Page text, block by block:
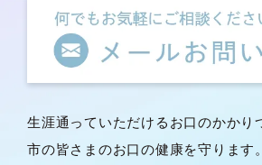
生涯通っていただけるお口のかかり
市の皆さまのお口の健康を守ります。